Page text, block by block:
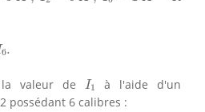
6.
6
valeur de I1
I1
à l'aide d'un
possédant 6 calibres :